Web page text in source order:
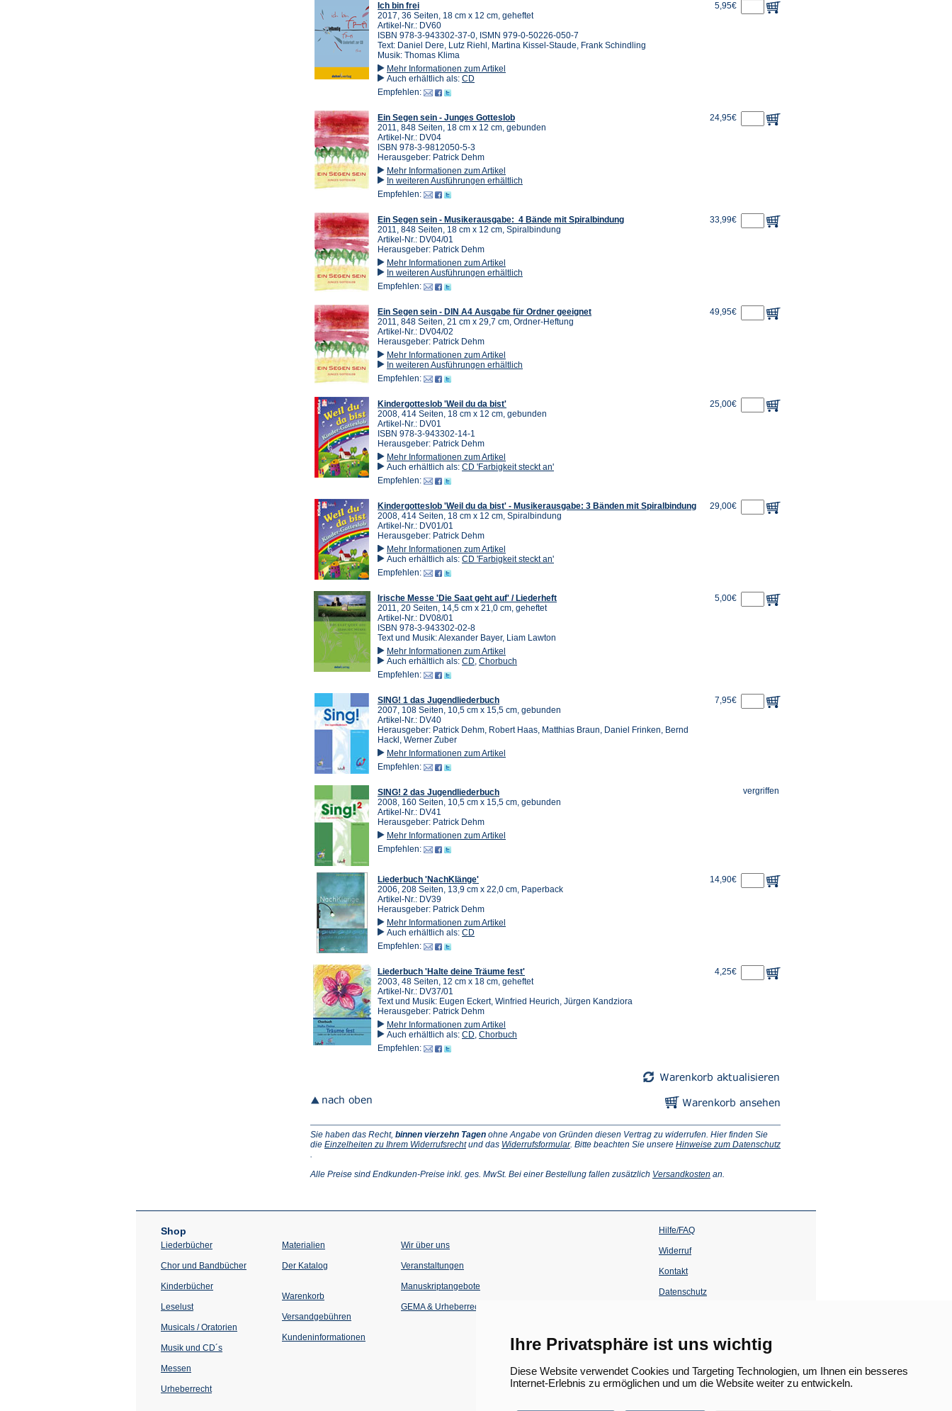
Ihre Privatsphäre ist uns wichtig
Diese Website verwendet Cookies und Targeting Technologien, um Ihnen ein besseres
Internet-Erlebnis zu ermöglichen und um die Website weiter zu entwickeln.
Ich bin frei
2017, 36 Seiten, 18 cm x 12 cm, geheftet
Artikel-Nr.: DV60
ISBN 978-3-943302-37-0, ISMN 979-0-50226-050-7
Text: Daniel Dere, Lutz Riehl, Martina Kissel-Staude, Frank Schindling
Musik: Thomas Klima
Mehr Informationen zum Artikel
Auch erhältlich als: CD
Empfehlen:
5,95€
Ein Segen sein - Junges Gotteslob
2011, 848 Seiten, 18 cm x 12 cm, gebunden
Artikel-Nr.: DV04
ISBN 978-3-9812050-5-3
Herausgeber: Patrick Dehm
Mehr Informationen zum Artikel
In weiteren Ausführungen erhältlich
Empfehlen:
24,95€
Ein Segen sein - Musikerausgabe: 4 Bände mit Spiralbindung
2011, 848 Seiten, 18 cm x 12 cm, Spiralbindung
Artikel-Nr.: DV04/01
Herausgeber: Patrick Dehm
Mehr Informationen zum Artikel
In weiteren Ausführungen erhältlich
Empfehlen:
33,99€
Ein Segen sein - DIN A4 Ausgabe für Ordner geeignet
2011, 848 Seiten, 21 cm x 29,7 cm, Ordner-Heftung
Artikel-Nr.: DV04/02
Herausgeber: Patrick Dehm
Mehr Informationen zum Artikel
In weiteren Ausführungen erhältlich
Empfehlen:
49,95€
Kindergotteslob 'Weil du da bist'
2008, 414 Seiten, 18 cm x 12 cm, gebunden
Artikel-Nr.: DV01
ISBN 978-3-943302-14-1
Herausgeber: Patrick Dehm
Mehr Informationen zum Artikel
Auch erhältlich als: CD 'Farbigkeit steckt an'
Empfehlen:
25,00€
Kindergotteslob 'Weil du da bist' - Musikerausgabe: 3 Bänden mit Spiralbindung
2008, 414 Seiten, 18 cm x 12 cm, Spiralbindung
Artikel-Nr.: DV01/01
Herausgeber: Patrick Dehm
Mehr Informationen zum Artikel
Auch erhältlich als: CD 'Farbigkeit steckt an'
Empfehlen:
29,00€
Irische Messe 'Die Saat geht auf' / Liederheft
2011, 20 Seiten, 14,5 cm x 21,0 cm, geheftet
Artikel-Nr.: DV08/01
ISBN 978-3-943302-02-8
Text und Musik: Alexander Bayer, Liam Lawton
Mehr Informationen zum Artikel
Auch erhältlich als: CD, Chorbuch
Empfehlen:
5,00€
SING! 1 das Jugendliederbuch
2007, 108 Seiten, 10,5 cm x 15,5 cm, gebunden
Artikel-Nr.: DV40
Herausgeber: Patrick Dehm, Robert Haas, Matthias Braun, Daniel Frinken, Bernd
Hackl, Werner Zuber
Mehr Informationen zum Artikel
Empfehlen:
7,95€
SING! 2 das Jugendliederbuch
2008, 160 Seiten, 10,5 cm x 15,5 cm, gebunden
Artikel-Nr.: DV41
Herausgeber: Patrick Dehm
Mehr Informationen zum Artikel
Empfehlen:
vergriffen
Liederbuch 'NachKlänge'
2006, 208 Seiten, 13,9 cm x 22,0 cm, Paperback
Artikel-Nr.: DV39
Herausgeber: Patrick Dehm
Mehr Informationen zum Artikel
Auch erhältlich als: CD
Empfehlen:
14,90€
Liederbuch 'Halte deine Träume fest'
2003, 48 Seiten, 12 cm x 18 cm, geheftet
Artikel-Nr.: DV37/01
Text und Musik: Eugen Eckert, Winfried Heurich, Jürgen Kandziora
Herausgeber: Patrick Dehm
Mehr Informationen zum Artikel
Auch erhältlich als: CD, Chorbuch
Empfehlen:
4,25€
Sie haben das Recht, binnen vierzehn Tagen ohne Angabe von Gründen diesen Vertrag zu widerrufen. Hier finden Sie
die Einzelheiten zu Ihrem Widerrufsrecht(Öffnet
neuen
und das Widerrufsformular(Öffnet
neuen
. Bitte beachten Sie unsere Hinweise zum Datenschutz
einem
.
Alle Preise sind Endkunden-Preise inkl. ges. MwSt. Bei einer Bestellung fallen zusätzlich Versandkosten (Öffnet
Tab)
an.
Shop
Liederbücher
Chor und Bandbücher
Kinderbücher
Leselust
Musicals / Oratorien
Musik und CD´s
Messen
Urheberrecht
Materialien
Der Katalog
Warenkorb
Versandgebühren
Kundeninformationen
Wir über uns
Veranstaltungen
einem
Tab)
Manuskriptangebote
GEMA & Urheberrecht
Hilfe/FAQ
Widerruf
Kontakt
Datenschutz
einem
neuen